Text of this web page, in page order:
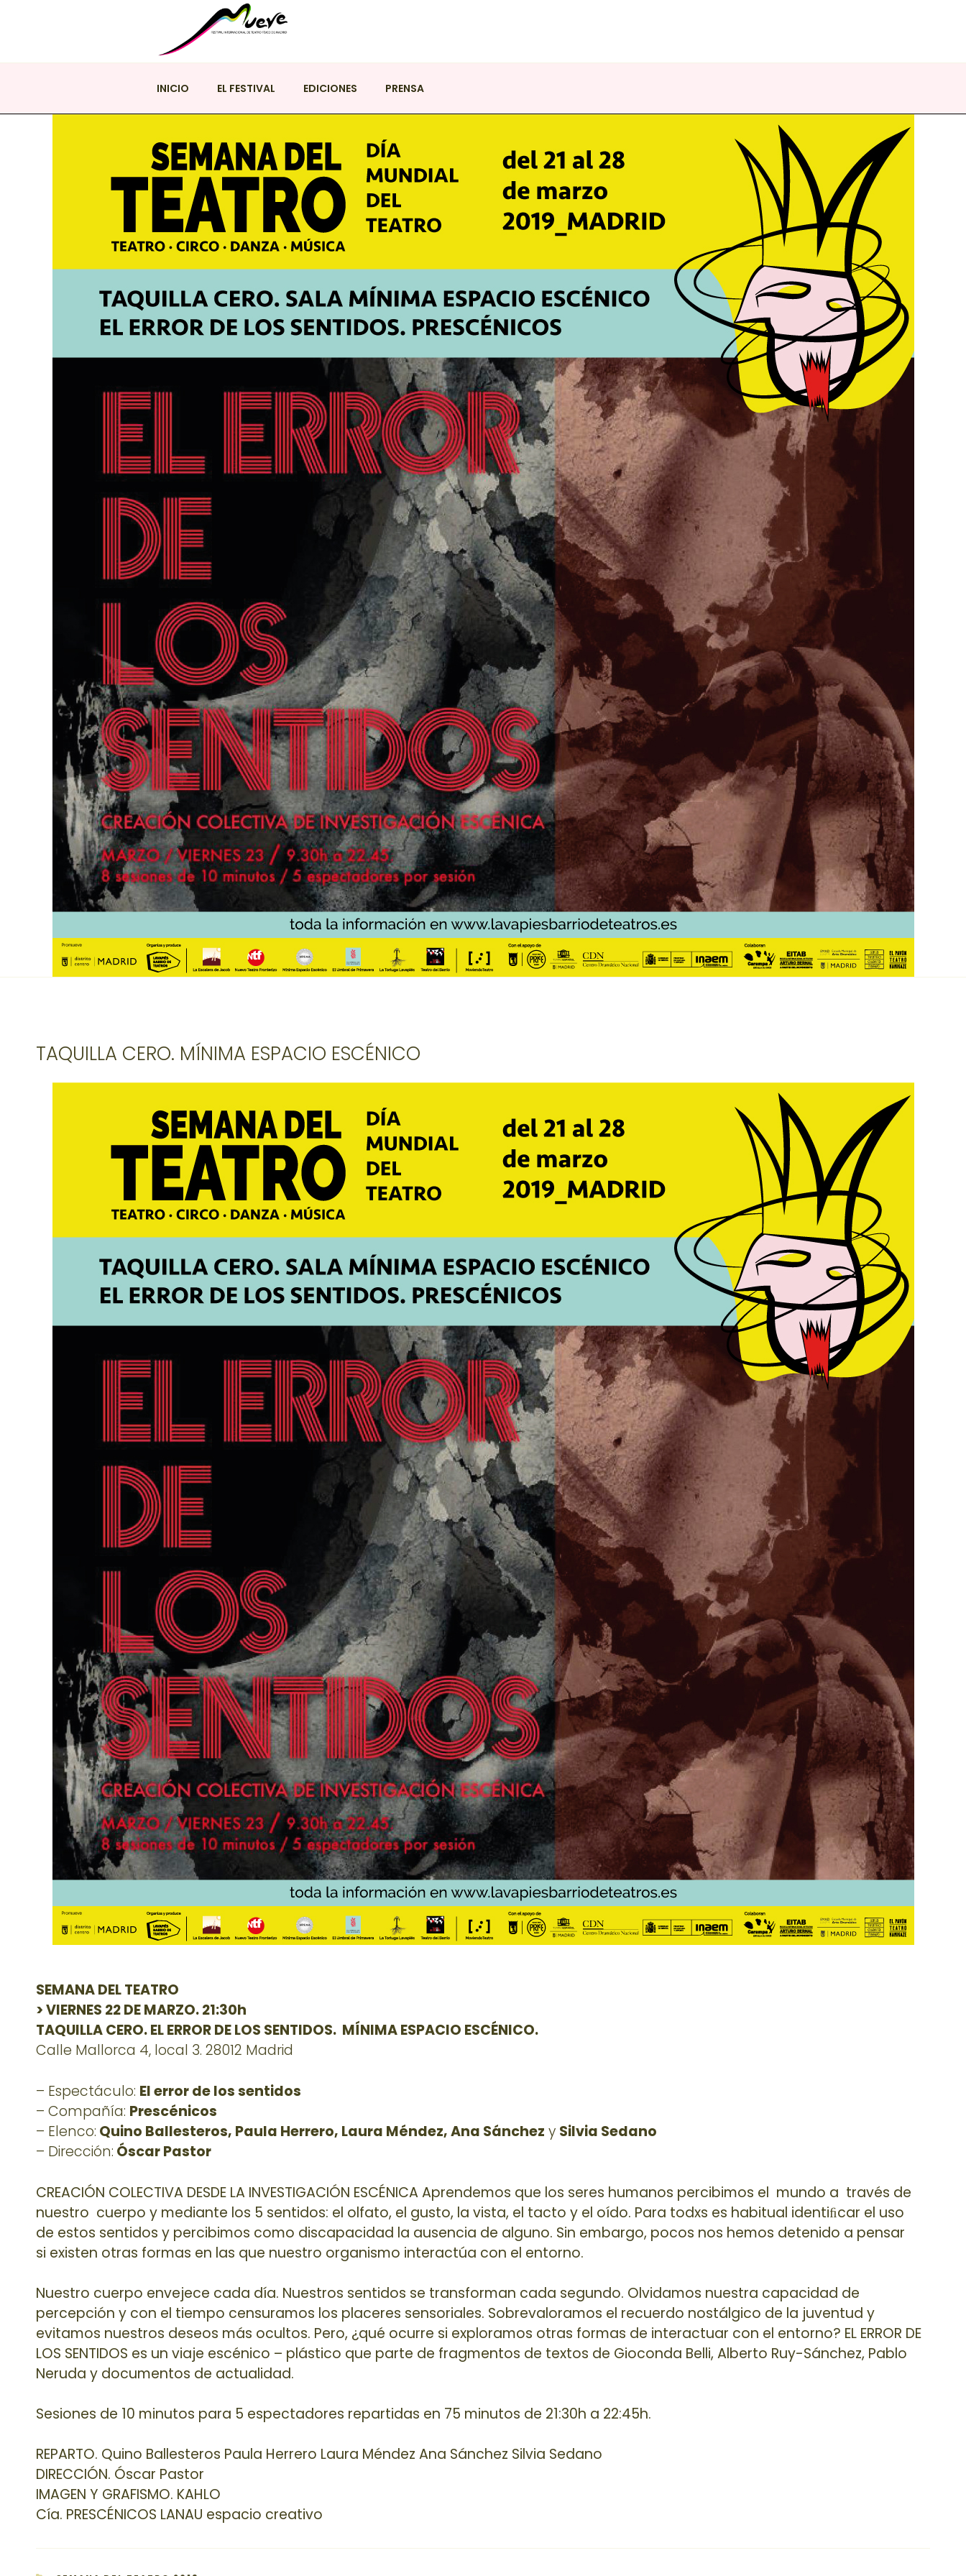
FESTIVAL MUEVE
INICIO EL FESTIVAL EDICIONES PRENSA
TAQUILLA CERO. MÍNIMA ESPACIO ESCÉNICO
SEMANA DEL TEATRO
> VIERNES 22 DE MARZO. 21:30h
TAQUILLA CERO. EL ERROR DE LOS SENTIDOS. MÍNIMA ESPACIO ESCÉNICO.
Calle Mallorca 4, local 3. 28012 Madrid
– Espectáculo: El error de los sentidos
– Compañía: Prescénicos
– Elenco: Quino Ballesteros, Paula Herrero, Laura Méndez, Ana Sánchez y Silvia Sedano
– Dirección: Óscar Pastor
CREACIÓN COLECTIVA DESDE LA INVESTIGACIÓN ESCÉNICA Aprendemos que los seres humanos percibimos el mundo a través de
nuestro cuerpo y mediante los 5 sentidos: el olfato, el gusto, la vista, el tacto y el oído. Para todxs es habitual identiﬁcar el uso
de estos sentidos y percibimos como discapacidad la ausencia de alguno. Sin embargo, pocos nos hemos detenido a pensar
si existen otras formas en las que nuestro organismo interactúa con el entorno.
Nuestro cuerpo envejece cada día. Nuestros sentidos se transforman cada segundo. Olvidamos nuestra capacidad de
percepción y con el tiempo censuramos los placeres sensoriales. Sobrevaloramos el recuerdo nostálgico de la juventud y
evitamos nuestros deseos más ocultos. Pero, ¿qué ocurre si exploramos otras formas de interactuar con el entorno? EL ERROR DE
LOS SENTIDOS es un viaje escénico – plástico que parte de fragmentos de textos de Gioconda Belli, Alberto Ruy-Sánchez, Pablo
Neruda y documentos de actualidad.
Sesiones de 10 minutos para 5 espectadores repartidas en 75 minutos de 21:30h a 22:45h.
REPARTO. Quino Ballesteros Paula Herrero Laura Méndez Ana Sánchez Silvia Sedano
DIRECCIÓN. Óscar Pastor
IMAGEN Y GRAFISMO. KAHLO
Cía. PRESCÉNICOS LANAU espacio creativo